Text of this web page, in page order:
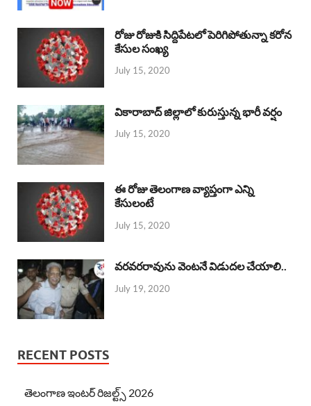
రోజు రోజుకి సిద్దిపేటలో పెరిగిపోతున్నా కరోన
కేసుల సంఖ్య
July 15, 2020
వికారాబాద్ జిల్లాలో కురుస్తున్న భారీ వర్షం
July 15, 2020
ఈ రోజు తెలంగాణ వ్యాప్తంగా ఎన్ని
కేసులంటే
July 15, 2020
వరవరరావును వెంటనే విడుదల చేయాలి..
July 19, 2020
RECENT POSTS
తెలంగాణ ఇంటర్ రిజల్ట్స్ 2026